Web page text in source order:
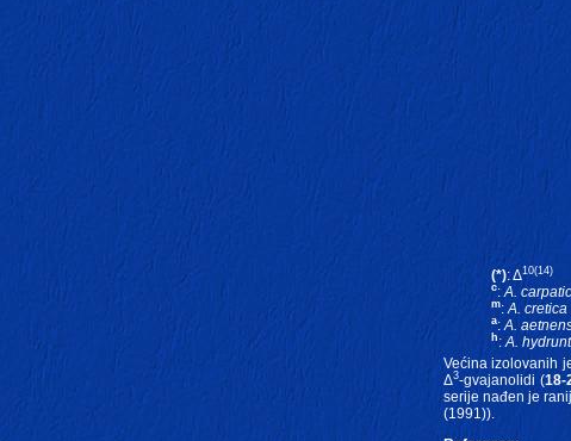
(*): Δ10(14)
c:A.
m:A. cretica
a:A.
h :A.
Većina izolovanih
Δ3-gvajanolidi (18-
serije nađen je
(1991)).